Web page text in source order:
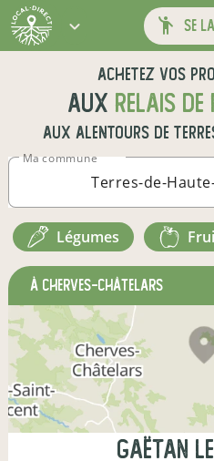
se
Achetez vos
aux relais
aux alentours de
Ma commune
légumes
à Cherves-Châtelars
Gaëtan